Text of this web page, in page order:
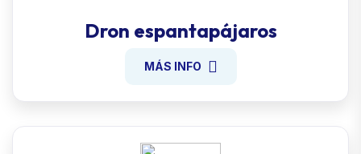
Dron espantapájaros
MÁS INFO